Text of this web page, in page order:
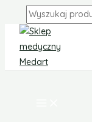
content
Wyszukaj
produkt
MENU